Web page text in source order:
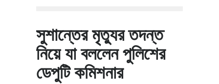
সুশান্তের মৃত্যুর তদন্ত
নিয়ে যা বললেন পুলিশের
ডেপুটি কমিশনার